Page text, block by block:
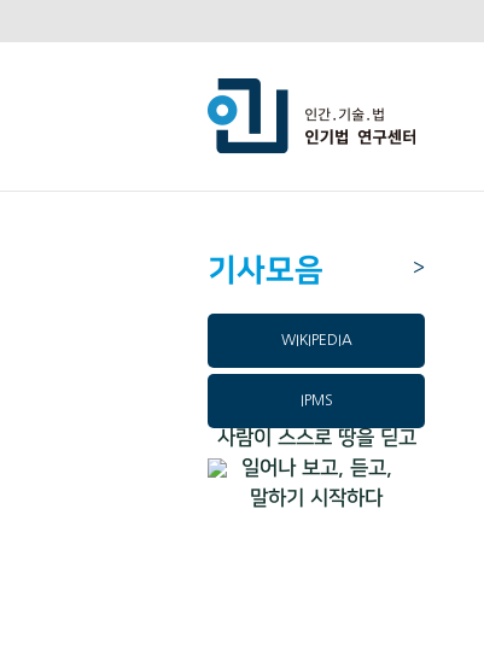
기사모음 >
WIKIPEDIA
IPMS
사람이 스스로 땅을 딛고
일어나 보고, 듣고,
말하기 시작하다